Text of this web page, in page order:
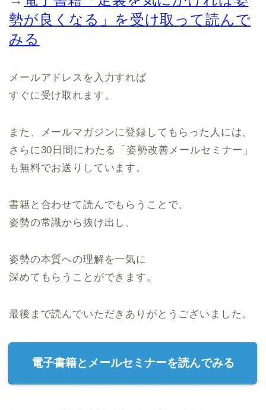
勢が良くなる」を受け取って読んで
みる
メールアドレスを入力すれば
すぐに受け取れます。
また、メールマガジンに登録してもらった人には、
さらに30日間にわたる「姿勢改善メールセミナー」
も無料でお送りしています。
書籍と合わせて読んでもらうことで、
姿勢の常識から抜け出し、
姿勢の本質への理解を一気に
深めてもらうことができます。
最後まで読んでいただきありがとうございました。
電子書籍とメールセミナーを読んでみる